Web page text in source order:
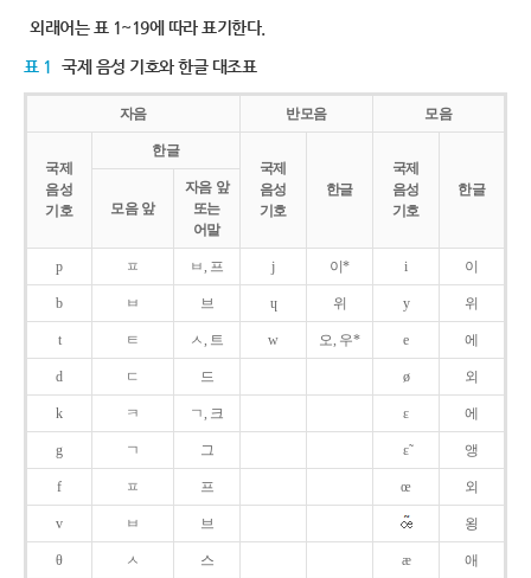
외래어는 표 1~19에 따라 표기한다.
표 1 국제 음성 기호와 한글 대조표
자음 반모음 모음
국제
음성
기호
한글
국제
음성
기호
한글
국제
음성
기호
한글
모음 앞
자음 앞
또는
어말
p ㅍ ㅂ, 프 j 이* i 이
b ㅂ 브 ɥ 위 y 위
t ㅌ ㅅ, 트 w 오, 우* e 에
d ㄷ 드 ø 외
k ㅋ ㄱ, 크 ɛ 에
g ㄱ 그 ɛ̃ 앵
f ㅍ 프 œ 외
v ㅂ 브 욍
θ ㅅ 스 æ 애